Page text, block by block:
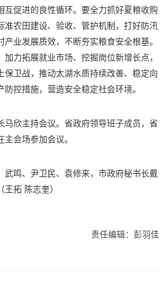
互促进的良性循环。要全力抓好夏粮收购
准农田建设、验收、管护机制，打好防汛
业发展质效，不断夯实粮食安全根基。
力拓展就业市场、挖掘岗位新增长点，
保卫战，推动太湖水质持续改善、稳定向
控措施，营造安全稳定社会环境。
马欣主持会议。省政府领导班子成员，省
会场参加会议。
武鸣、尹卫民、袁修来，市政府秘书长戴
拓 陈志奎）
责任编辑：彭羽佳